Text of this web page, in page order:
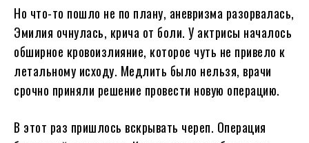
Но что-то пошло не по плану, аневризма разорвалась,
Эмилия очнулась, крича от боли. У актрисы началось
обширное кровоизлияние, которое чуть не привело к
летальному исходу. Медлить было нельзя, врачи
срочно приняли решение провести новую операцию.
В этот раз пришлось вскрывать череп. Операция